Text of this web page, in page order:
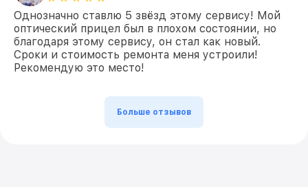
Однозначно ставлю 5 звёзд этому сервису! Мой
оптический прицел был в плохом состоянии, но
благодаря этому сервису, он стал как новый.
Сроки и стоимость ремонта меня устроили!
Рекомендую это место!
Больше отзывов